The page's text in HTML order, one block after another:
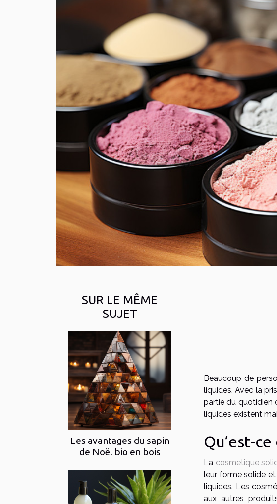
SUR LE MÊME
SUJET
Les avantages du sapin
de Noël bio en bois
Beaucoup de
liquides. Avec la
partie du quotidien
liquides existent
Qu’est-
La cosmetique
leur forme solide et
liquides. Les
aux autres